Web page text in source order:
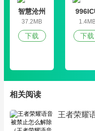
播放器中除了影视著作还可以
版本更新的内容
1、支持在浏览器中下载APK。
2、优化书籍功能使用体验;
智慧沧州
37.2MB
下载 下载
相关阅读
王者荣耀